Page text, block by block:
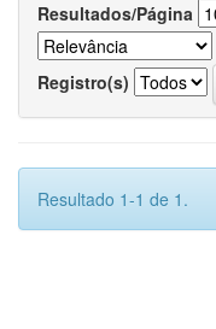
Resultados/Página
Registro(s)
Resultado 1-1 de 1.